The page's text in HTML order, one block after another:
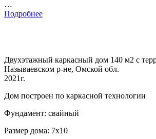
…
Подробнее
Двухэтажный каркасный дом 140 м2 с
Называевском р-не, Омской обл.
2021г.
Дом построен по каркасной технологии
Фундамент: свайный
Размер дома: 7х10